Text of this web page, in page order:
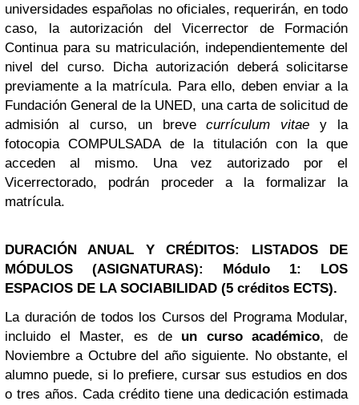
universidades españolas no oficiales, requerirán, en todo
caso, la autorización del Vicerrector de Formación
Continua para su matriculación, independientemente del
nivel del curso. Dicha autorización deberá solicitarse
previamente a la matrícula. Para ello, deben enviar a la
Fundación General de la UNED, una carta de solicitud de
admisión al curso, un brevecurrículum vitaey la
fotocopia COMPULSADA de la titulación con la que
acceden al mismo. Una vez autorizado por el
Vicerrectorado, podrán proceder a la formalizar la
matrícula.
DURACIÓN ANUAL Y CRÉDITOS:
LISTADOS DE
MÓDULOS (ASIGNATURAS):
Módulo 1: LOS
ESPACIOS DE LA SOCIABILIDAD (5 créditos ECTS).
La duración de todos los Cursos del Programa Modular,
incluido el Master, es de un curso académico, de
Noviembre a Octubre del año siguiente. No obstante, el
alumno puede, si lo prefiere, cursar sus estudios en dos
o tres años. Cada crédito tiene una dedicación estimada